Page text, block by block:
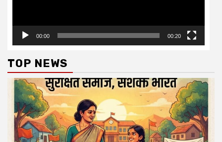
00:00 00:20
TOP NEWS